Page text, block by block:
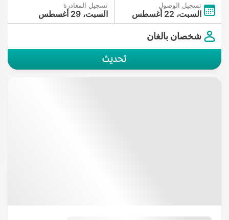
تسجيل الوصول
السبت، 22 أغسطس
تسجيل المغادرة
السبت، 29 أغسطس
شخصان بالغان
تحديث